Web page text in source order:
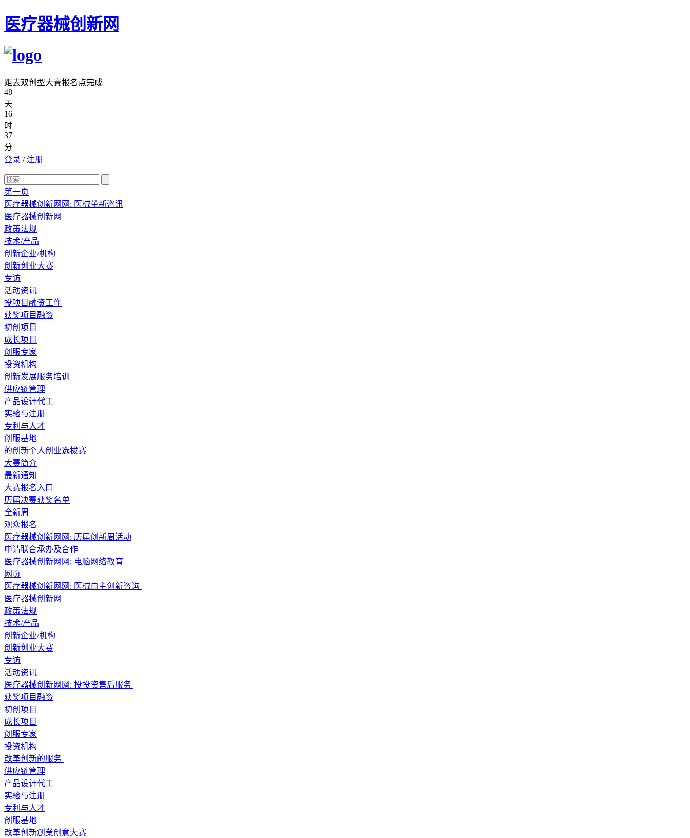
医疗器械创新网
距去双创型大賽报名点完成
48
天
16
时
37
分
登录 /注册
第一页
医疗器械创新网网: 医械革新咨讯
医疗器械创新网
政策法规
技术/产品
创新企业/机构
创新创业大赛
专访
活动资讯
投项目融资工作
获奖项目融资
初创项目
成长项目
创服专家
投资机构
创新发展服务培训
供应链管理
产品设计代工
实验与注册
专利与人才
创服基地
的创新个人创业选拔赛
大赛简介
最新通知
大赛报名入口
历届决赛获奖名单
全新周
观众报名
医疗器械创新网网: 历届创新周活动
申请联合承办及合作
医疗器械创新网网: 电脑网络教育
网页
医疗器械创新网网: 医械自主创新咨询
医疗器械创新网
政策法规
技术/产品
创新企业/机构
创新创业大赛
专访
活动资讯
医疗器械创新网网: 投投资售后服务
获奖项目融资
初创项目
成长项目
创服专家
投资机构
改革创新的服务
供应链管理
产品设计代工
实验与注册
专利与人才
创服基地
改革创新創業创意大赛